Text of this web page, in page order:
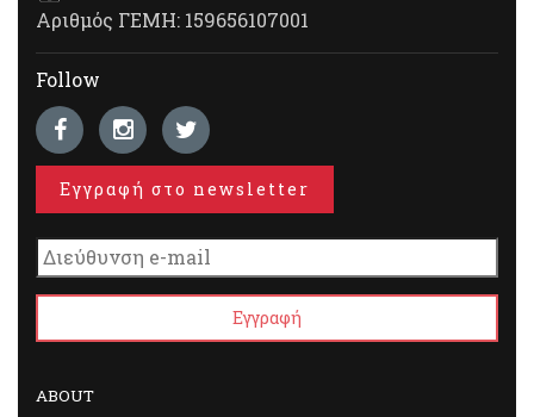
Αριθμός ΓΕΜΗ: 159656107001
Follow
Εγγραφή στο newsletter
ABOUT